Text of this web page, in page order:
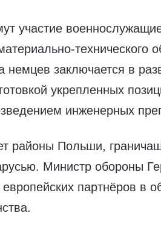
участие
технического
немцев заключается в
укрепленных
инженерных
районы Польши,
Министр обороны
партнёров в